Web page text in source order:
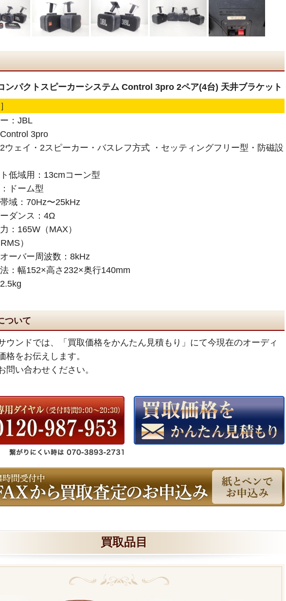
ンパクトスピーカーシステム Control 3pro 2ペア(4台) 天井ブラケット
：JBL
3pro
ウェイ・2スピーカー・バスレフ方式 ・セッティングフリー型・防磁設
低域用：13cmコーン型
ドーム型
域：70Hz〜25kHz
ダンス：4Ω
：165W（MAX）
）
ーバー周波数：8kHz
：幅152×高さ232×奥行140mm
ついて
ウンドでは、「買取価格をかんたん見積もり」にて今現在のオーディ
格をお伝えします。
問い合わせください。
買取品目